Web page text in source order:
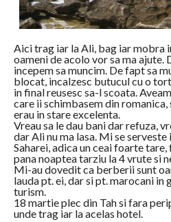
Aici trag iar la Ali, bag iar mobra
oameni de acolo vor sa ma ajute.
incepem sa muncim. De fapt sa
blocat, incalzesc butucul cu o
in final reusesc sa-l scoata.
care ii schimbasem din romanica,
erau in stare excelenta.
Vreau sa le dau bani dar refuza,
dar Ali nu ma lasa. Mi se
Saharei, adica un ceai foarte
pana noaptea tarziu la 4 vrute si
Mi-au dovedit ca berberii sunt
lauda pt. ei, dar si pt. marocani in
turism.
18 martie plec din Tah si fara
unde trag iar la acelas hotel.